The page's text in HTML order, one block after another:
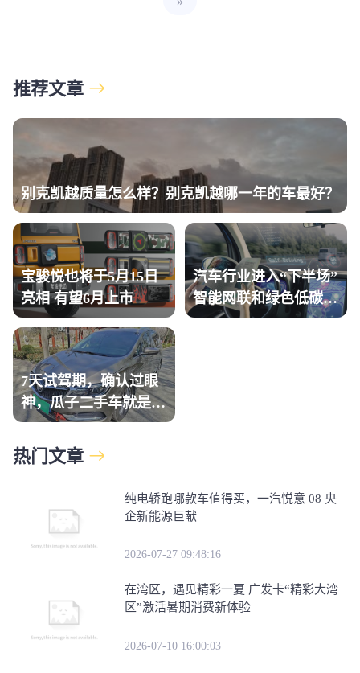
推荐文章
别克凯越质量怎么样？别克凯越哪一年的车最好？
宝骏悦也将于5月15日
亮相 有望6月上市
汽车行业进入“下半场”
智能网联和绿色低碳是
关键
7天试驾期，确认过眼
神，瓜子二手车就是那
个“对的人”
热门文章
纯电轿跑哪款车值得买，一汽悦意 08 央
企新能源巨献
2026-07-27 09:48:16
在湾区，遇见精彩一夏 广发卡“精彩大湾
区”激活暑期消费新体验
2026-07-10 16:00:03